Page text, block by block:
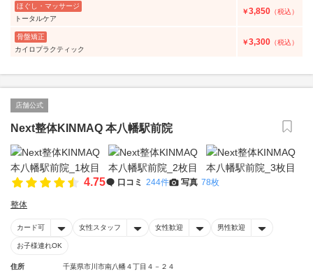
ほぐし・マッサージ
トータルケア
￥3,850 （税込）
骨盤矯正
カイロプラクティック
￥3,300 （税込）
店舗公式
Next整体KINMAQ 本八幡駅前院
4.75 口コミ 244件 写真 78枚
整体
カード可 女性スタッフ 女性歓迎 男性歓迎
お子様連れOK
住所
千葉県市川市南八幡４丁目４－２４